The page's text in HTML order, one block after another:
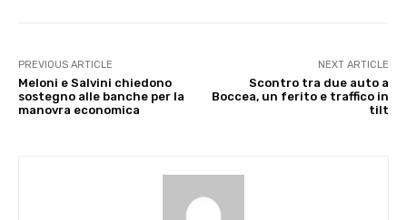
PREVIOUS ARTICLE
Meloni e Salvini chiedono
sostegno alle banche per la
manovra economica
NEXT ARTICLE
Scontro tra due auto a
Boccea, un ferito e traffico in
tilt